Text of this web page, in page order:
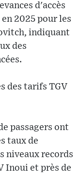
d'accès
2025 pour les
indiquant
des
des tarifs TGV
passagers ont
taux de
niveaux records
Inoui et près de